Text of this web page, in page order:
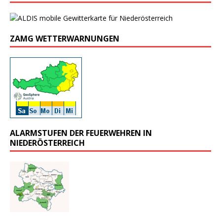
ZAMG WETTERWARNUNGEN
ALARMSTUFEN DER FEUERWEHREN IN
NIEDERÖSTERREICH